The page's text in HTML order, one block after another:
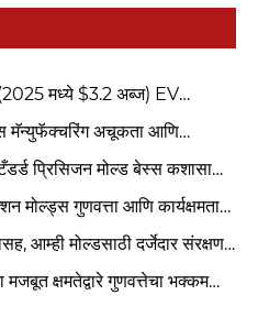
(2025 मध्ये $3.2 अब्ज) EV
ट्रेंडद्वारे कसे बदलले जात
मॅन्युफॅक्चरिंग अचूकता आणि
प्रिसिजन मोल्ड बेस्स कशासाठी
मोल्ड्स गुणवत्ता आणि कार्यक्षमता
आम्ही मोल्डसाठी दर्जेदार संरक्षण
क्षमतेद्वारे गुणवत्तेचा भक्कम